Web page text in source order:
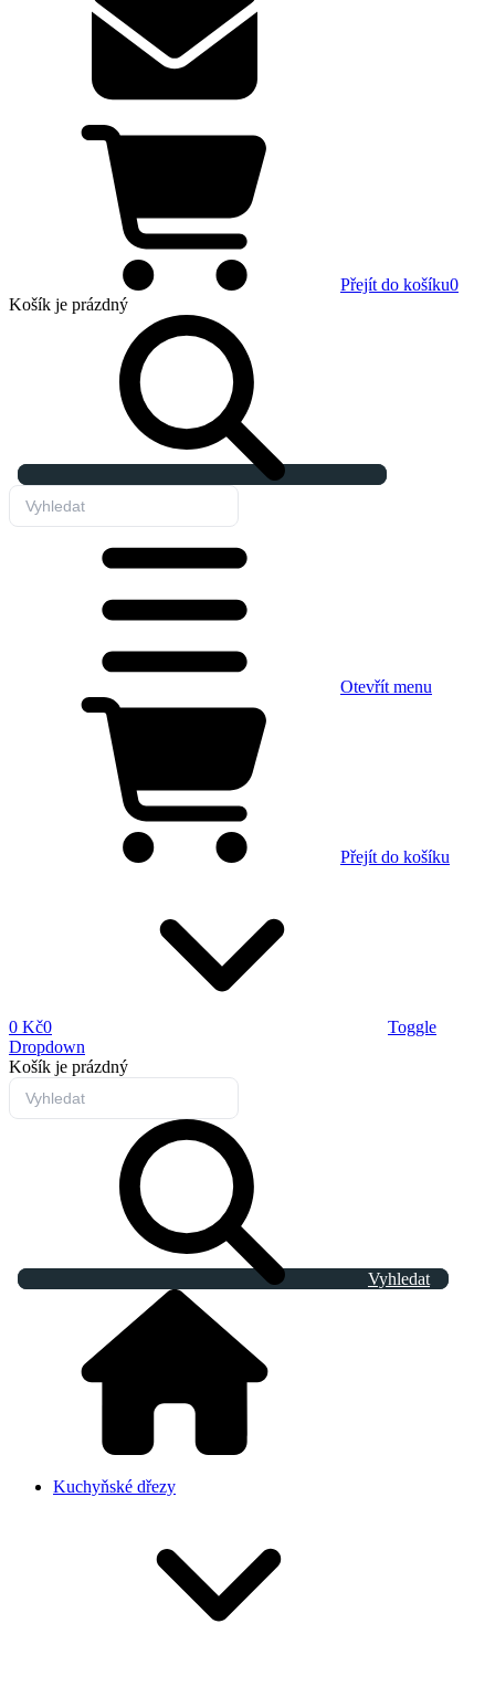
Přejít do košíku0
Košík je prázdný
Otevřít menu
Přejít do košíku
0 Kč0
Toggle
Dropdown
Košík je prázdný
Vyhledat
Kuchyňské dřezy